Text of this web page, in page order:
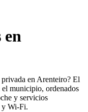
en
privada en Arenteiro? El
municipio, ordenados
y servicios
y Wi-Fi.